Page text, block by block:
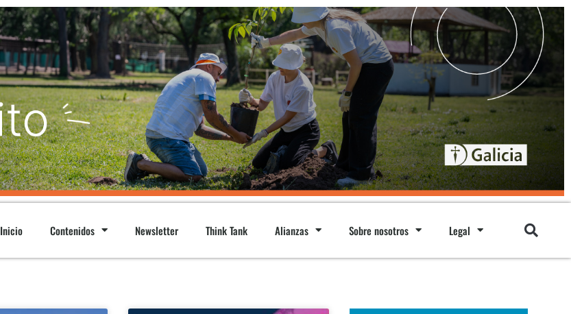
Inicio Contenidos Newsletter Think Tank Alianzas Sobre nosotros Legal